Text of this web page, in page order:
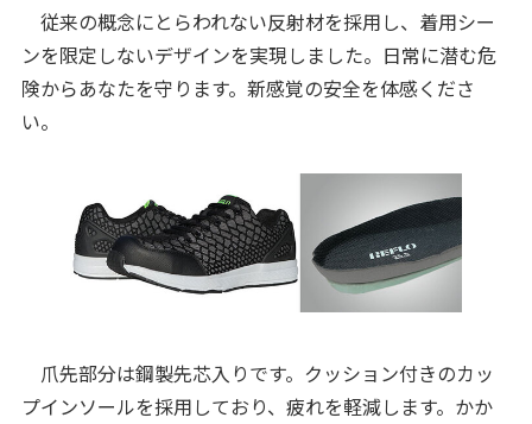
従来の概念にとらわれない反射材を採用し、着用シー
ンを限定しないデザインを実現しました。日常に潜む危
険からあなたを守ります。新感覚の安全を体感くださ
い。
爪先部分は鋼製先芯入りです。クッション付きのカッ
プインソールを採用しており、疲れを軽減します。かか